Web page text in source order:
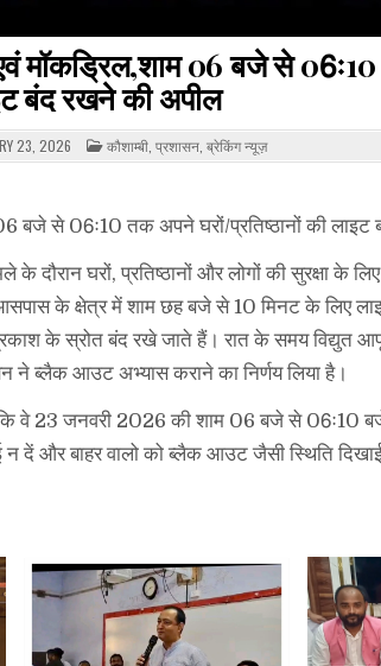
मॉकड्रिल,शाम 06 बजे से
बंद रखने की अपील
23, 2026 POSTED
IN
कौशाम्बी प्रशासन ब्रेकिंग न्यूज़
बजे से 06ः10 तक अपने घरों/प्रतिष्ठानों की
के दौरान घरों, प्रतिष्ठानों और लोगों की सुरक्षा के
के क्षेत्र में शाम छह बजे से 10 मिनट के लिए
के स्रोत बंद रखे जाते हैं। रात के समय विद्युत
ने ब्लैक आउट अभ्यास कराने का निर्णय लिया है।
वे 23 जनवरी 2026 की शाम 06 बजे से 06ः10
न दें और बाहर वालो को ब्लैक आउट जैसी स्थिति